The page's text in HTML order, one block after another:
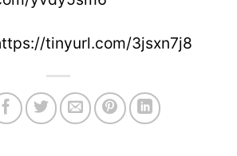
tinyurl.com/3jsxn7j8